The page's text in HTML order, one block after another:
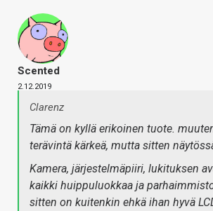
Scented
2.12.2019
Clarenz
Tämä on kyllä erikoinen tuote.
terävintä kärkeä, mutta sitten
Kamera, järjestelmäpiiri, lukituksen
kaikki huippuluokkaa ja
sitten on kuitenkin ehkä ihan hyvä